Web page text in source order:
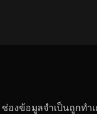
ช่องข้อมูลจำเป็นถูกทำ